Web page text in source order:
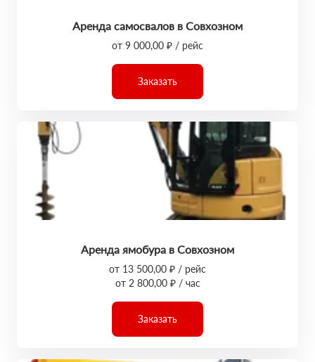
Аренда самосвалов в Совхозном
от 9 000,00 ₽ / рейс
Заказать
Аренда ямобура в Совхозном
от 13 500,00 ₽ / рейс
от 2 800,00 ₽ / час
Заказать